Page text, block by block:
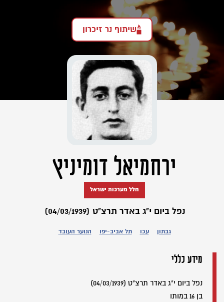
שיתוף נר זיכרון
ירחמיאל דומיניץ
חלל מערכות ישראל
נפל ביום י"ג באדר תרצ"ט (04/03/1939)
גבתון עכו תל אביב-יפו הנוער העובד
מידע כללי
נפל ביום י"ג באדר תרצ"ט (04/03/1939)
בן 16 במותו